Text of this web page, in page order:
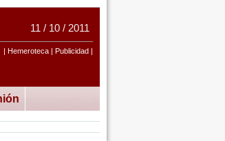
11 / 10 / 2011
| Hemeroteca | Publicidad |